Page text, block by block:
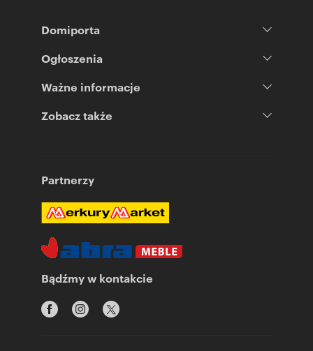
Domiporta
Ogłoszenia
Ważne informacje
Zobacz także
Partnerzy
Bądźmy w kontakcie